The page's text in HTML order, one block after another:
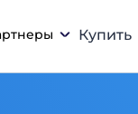
Купить